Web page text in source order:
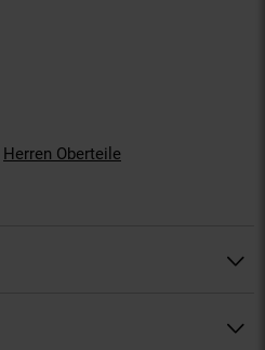
Herren Oberteile